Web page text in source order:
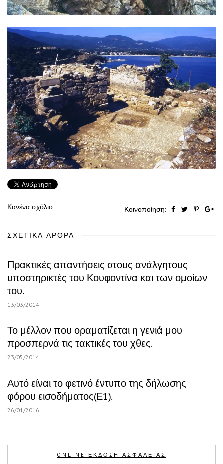
Κανένα σχόλιο Κοινοποίηση:
ΣΧΕΤΙΚΆ ΆΡΘΡΑ
Πρακτικές απαντήσεις στους ανάλγητους
υποστηρικτές του Κουφοντίνα και των ομοίων
του.
13/03/2014
Το μέλλον που οραματίζεται η γενιά μου
προσπερνά τις τακτικές του χθες.
23/05/2014
Αυτό είναι το φετινό έντυπο της δήλωσης
φόρου εισοδήματος(Ε1).
26/01/2016
ONLINE ΕΚΔΟΣΗ ΑΣΦΑΛΕΙΑΣ